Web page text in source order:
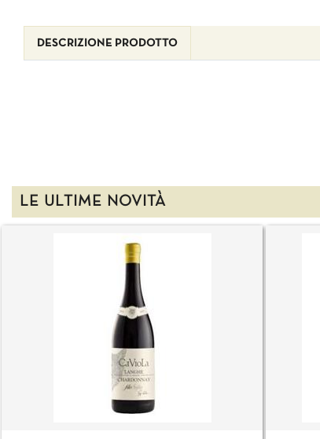
DESCRIZIONE PRODOTTO
LE ULTIME NOVITÀ